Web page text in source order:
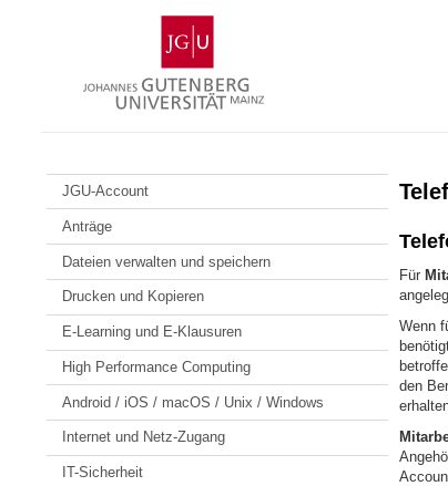
Gutenberg-
Universität
Mainz
JGU-Account
Anträge
Dateien verwalten und speichern
Drucken und Kopieren
E-Learning und E-Klausuren
High Performance Computing
Android / iOS / macOS / Unix / Windows
Internet und Netz-Zugang
IT-Sicherheit
Für
Wenn
den